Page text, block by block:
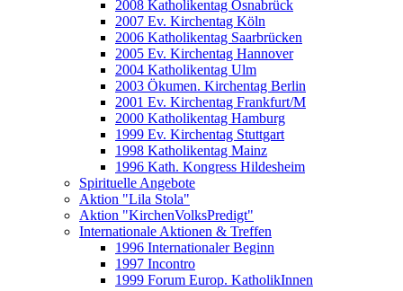
2008 Katholikentag Osnabrück
2007 Ev. Kirchentag Köln
2006 Katholikentag Saarbrücken
2005 Ev. Kirchentag Hannover
2004 Katholikentag Ulm
2003 Ökumen. Kirchentag Berlin
2001 Ev. Kirchentag Frankfurt/M
2000 Katholikentag Hamburg
1999 Ev. Kirchentag Stuttgart
1998 Katholikentag Mainz
1996 Kath. Kongress Hildesheim
Spirituelle Angebote
Aktion "Lila Stola"
Aktion "KirchenVolksPredigt"
Internationale Aktionen & Treffen
1996 Internationaler Beginn
1997 Incontro
1999 Forum Europ. KatholikInnen